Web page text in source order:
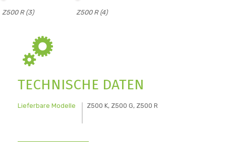
Z500 R (3) Z500 R (4)
TECHNISCHE DATEN
Lieferbare Modelle Z500 K, Z500 G, Z500 R